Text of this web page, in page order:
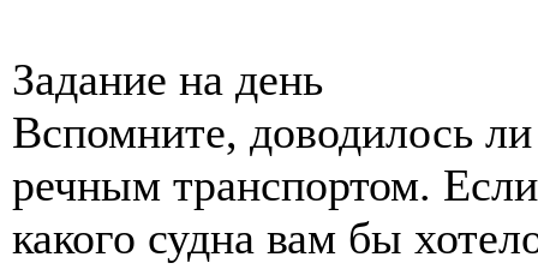
Задание на день
Вспомните, доводилось
речным транспортом.
какого судна вам бы